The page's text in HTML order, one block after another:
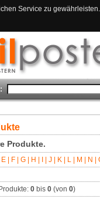
Service zu
Produkte.
E | F | G | H | J | K | L | M | N |
0 bis 0 (von 0)